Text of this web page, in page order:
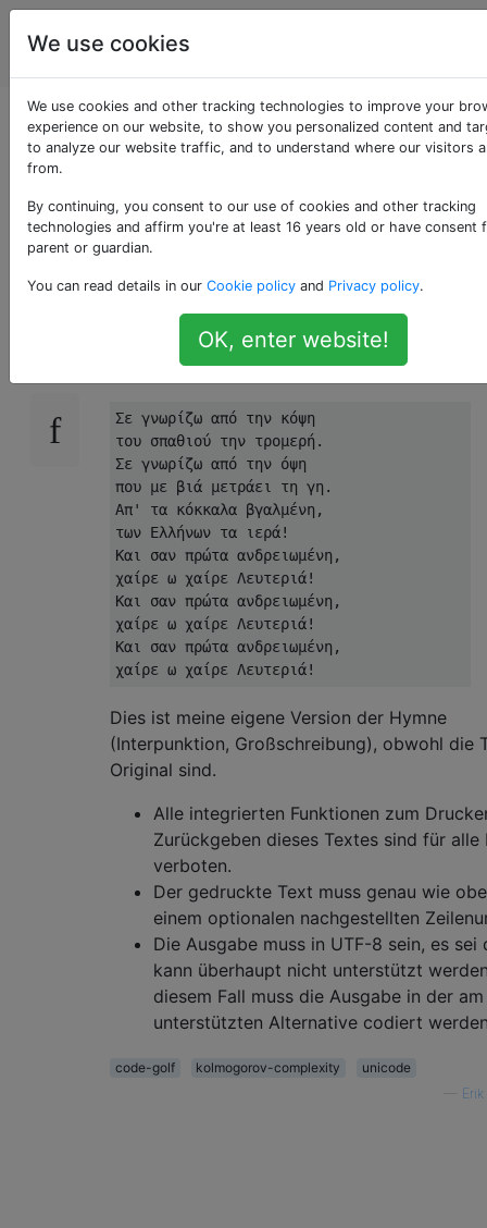
Programmierrätsel
& Code Golf
Drucken Sie die
griechische
Nationalhymne
Am 25. März 1821 führte Griechenland
Unabhängigkeitskrieg. Um dies zu würdigen,
Sie die griechische Nationalhymne drucken:
Σε γνωρίζω από την κόψη
του σπαθιού την τρομερή.
Σε γνωρίζω από την όψη
που με βιά μετράει τη γη.
Απ' τα κόκκαλα βγαλμένη,
των Ελλήνων τα ιερά!
Και σαν πρώτα ανδρειωμένη,
χαίρε ω χαίρε Λευτεριά!
Και σαν πρώτα ανδρειωμένη,
χαίρε ω χαίρε Λευτεριά!
Και σαν πρώτα ανδρειωμένη,
Dies ist meine eigene Version der Hymne
(Interpunktion, Großschreibung), obwohl die
Original sind.
Alle integrierten Funktionen zum
Zurückgeben dieses Textes sind für alle
verboten.
Der gedruckte Text muss genau wie
einem optionalen nachgestellten
Die Ausgabe muss in UTF-8 sein, es sei
kann überhaupt nicht unterstützt
diesem Fall muss die Ausgabe in der
unterstützten Alternative codiert
code-golf kolmogorov-complexity
unicode
We use cookies
We use cookies and other tracking technologies to improve your
experience on our website, to show you personalized content and
to analyze our website traffic, and to understand where our visitors
from.
By continuing, you consent to our use of cookies and other tracking
technologies and affirm you're at least 16 years old or have consent
parent or guardian.
You can read details in our Cookie policy and Privacy policy.
OK, enter website!